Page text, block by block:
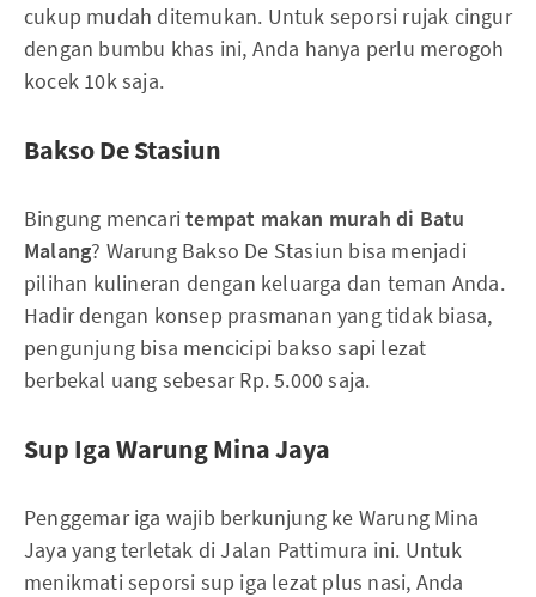
cukup mudah ditemukan. Untuk seporsi rujak cingur
dengan bumbu khas ini, Anda hanya perlu merogoh
kocek 10k saja.
Bakso De Stasiun
Bingung mencaritempat makan murah di Batu
Malang? Warung Bakso De Stasiun bisa menjadi
pilihan kulineran dengan keluarga dan teman Anda.
Hadir dengan konsep prasmanan yang tidak biasa,
pengunjung bisa mencicipi bakso sapi lezat
berbekal uang sebesar Rp. 5.000 saja.
Sup Iga Warung Mina Jaya
Penggemar iga wajib berkunjung ke Warung Mina
Jaya yang terletak di Jalan Pattimura ini. Untuk
menikmati seporsi sup iga lezat plus nasi, Anda